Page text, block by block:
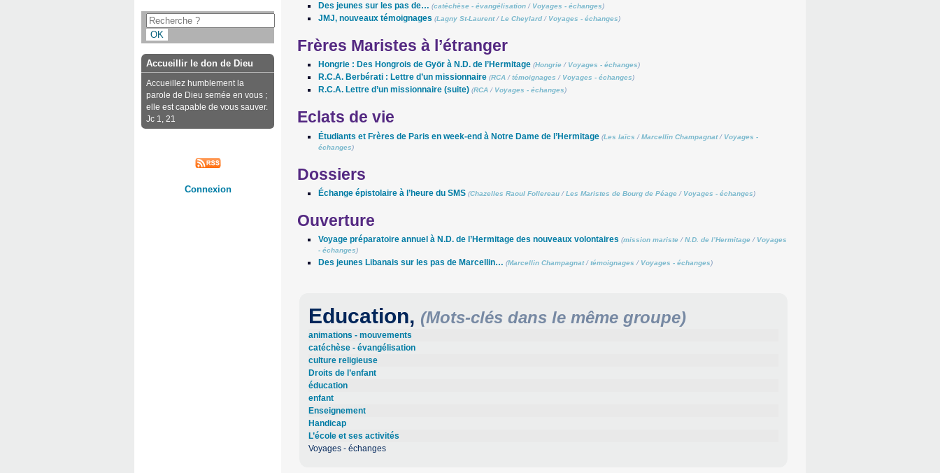
Des jeunes sur les pas de… (catéchèse - évangélisation/ Voyages - échanges)
JMJ, nouveaux témoignages (Lagny St-Laurent/Le Cheylard/ Voyages - échanges)
Frères Maristes à l’étranger
Hongrie : Des Hongrois de Györ à N.D. de l’Hermitage (Hongrie/ Voyages - échanges)
R.C.A. Berbérati : Lettre d’un missionnaire (RCA/témoignages / Voyages - échanges)
R.C.A. Lettre d’un missionnaire (suite) (RCA/ Voyages - échanges)
Eclats de vie
Étudiants et Frères de Paris en week-end à Notre Dame de l’Hermitage (Les laïcs /Marcellin Champagnat/ Voyages -
échanges)
Dossiers
Échange épistolaire à l’heure du SMS (Chazelles Raoul Follereau/Les Maristes de Bourg de Péage/ Voyages - échanges)
Ouverture
Voyage préparatoire annuel à N.D. de l’Hermitage des nouveaux volontaires (mission mariste/N.D. de l’Hermitage/ Voyages
- échanges)
Des jeunes Libanais sur les pas de Marcellin… (Marcellin Champagnat/témoignages / Voyages - échanges)
Education, (Mots-clés dans le même groupe)
animations - mouvements
catéchèse - évangélisation
culture religieuse
Droits de l’enfant
éducation
enfant
Enseignement
Handicap
L’école et ses activités
Voyages - échanges
Accueillir le don de Dieu
Accueillez humblement la
parole de Dieu semée en vous ;
elle est capable de vous sauver.
Jc 1, 21
Connexion